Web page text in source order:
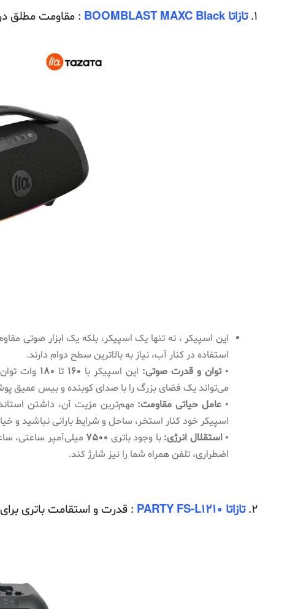
1. تازاتا BOOMBLAST MAXC Black : مقاومت مطلق
این اسپیکر ، نه تنها یک اسپیکر، بلکه یک ابزار صوتی
استفاده در کنار آب، نیاز به بالاترین سطح دوام دارند.
• توان و قدرت صوتی: این اسپیکر با 160 تا 180 وات
می‌تواند یک فضای بزرگ را با صدای کوبنده و بیس عمیق
• عامل حیاتی مقاومت: مهم‌ترین مزیت آن، داشتن
اسپیکر خود کنار استخر، ساحل و شرایط بارانی نباشید و
• استقلال انرژی: با وجود باتری 7500 میلی‌آمپر ساعتی،
اضطراری، تلفن همراه شما را نیز شارژ کند.
2. تازاتا PARTY FS-L1210 : قدرت و استقامت باتری